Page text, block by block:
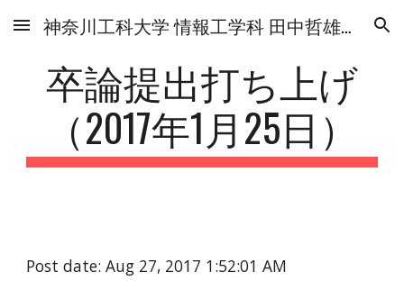
Skip to main content Skip to navigation
神奈川工科大学 情報工学科 田中哲雄研究室
卒論提出打ち上げ
（2017年1月25日）
Post date: Aug 27, 2017 1:52:01 AM